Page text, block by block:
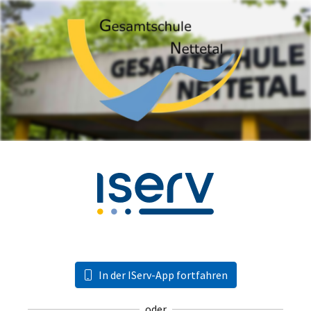
In der IServ-App fortfahren